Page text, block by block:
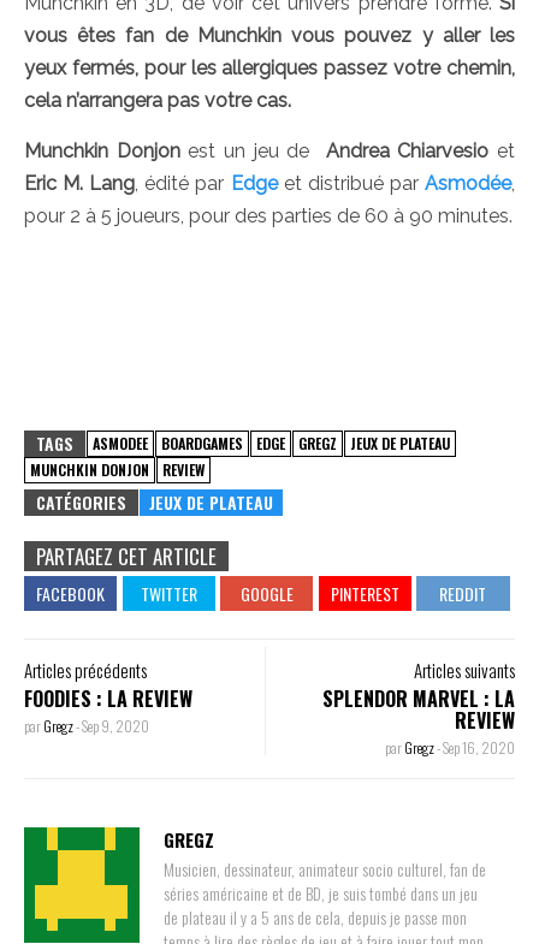
vous êtes fan de Munchkin vous pouvez y aller les
yeux fermés, pour les allergiques passez votre chemin,
cela n’arrangera pas votre cas.
Munchkin Donjonest un jeu de Andrea Chiarvesio et
Eric M. Lang, édité par Edgeet distribué parAsmodée,
pour 2 à 5 joueurs, pour des parties de 60 à 90 minutes.
TAGS ASMODEE BOARDGAMES EDGE GREGZ
JEUX DE PLATEAU
MUNCHKIN DONJON
REVIEW
CATÉGORIES JEUX DE PLATEAU
PARTAGEZ CET ARTICLE
Articles précédents
FOODIES : LA REVIEW
parGregz-Sep 9, 2020
Articles suivants
SPLENDOR MARVEL : LA
REVIEW
parGregz-Sep 16, 2020
GREGZ
Musicien, dessinateur, animateur socio culturel, fan de
séries américaine et de BD, je suis tombé dans un jeu
de plateau il y a 5 ans de cela, depuis je passe mon